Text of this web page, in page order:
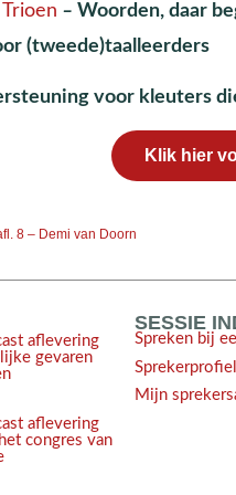
– Woorden, daar
(tweede)taalleerders
voor kleuters
Klik hier
8 – Demi van Doorn
aflevering
gevaren
aflevering
congres van
SESSIE
Spreken bij
Mijn